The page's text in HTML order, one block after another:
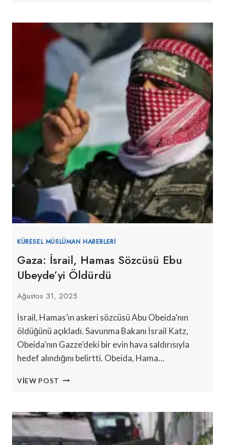
BISIKLET
ÇETESI
NOKTALARINI
KORUYOR
KÜRESEL MÜSLÜMAN HABERLERI
Gaza: İsrail, Hamas Sözcüsü Ebu
Ubeyde’yi Öldürdü
Ağustos 31, 2025
İsrail, Hamas’ın askeri sözcüsü Abu Obeida’nın
öldüğünü açıkladı. Savunma Bakanı İsrail Katz,
Obeida’nın Gazze’deki bir evin hava saldırısıyla
hedef alındığını belirtti. Obeida, Hama…
VIEW POST GAZA:
EBU
UBEYDE’YI
ÖLDÜRDÜ